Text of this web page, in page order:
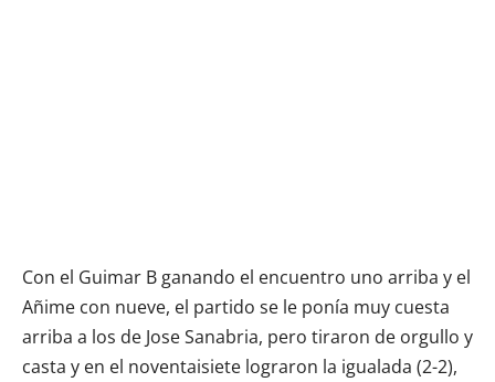
Con el Guimar B ganando el encuentro uno arriba y el
Añime con nueve, el partido se le ponía muy cuesta
arriba a los de Jose Sanabria, pero tiraron de orgullo y
casta y en el noventaisiete lograron la igualada (2-2),